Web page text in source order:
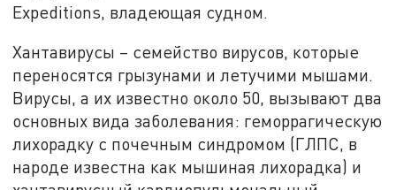
Expeditions, владеющая судном.
Хантавирусы – семейство вирусов, которые
переносятся грызунами и летучими мышами.
Вирусы, а их известно около 50, вызывают два
основных вида заболевания: геморрагическую
лихорадку с почечным синдромом (ГЛПС, в
народе известна как мышиная лихорадка) и